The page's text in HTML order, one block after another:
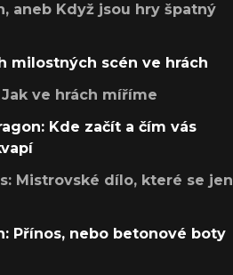
aneb Když jsou hry špatný
milostných scén ve hrách
ve hrách míříme
Kde začít a čím vás
Mistrovské dílo, které se jen
Přínos, nebo betonové boty